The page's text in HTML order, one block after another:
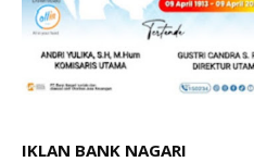
IKLAN BANK NAGARI